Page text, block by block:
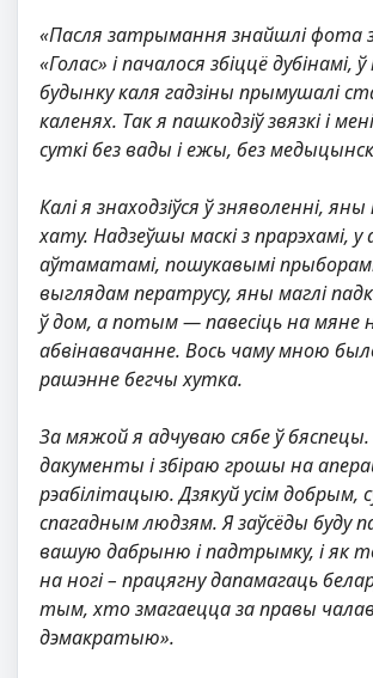
«Пасля затрымання знайшлі фота
«Голас» і пачалося збіццё дубінамі,
будынку каля гадзіны прымушалі
каленях. Так я пашкодзіў звязкі і
суткі без вады і ежы, без
Калі я знаходзіўся ў зняволенні, яны
хату. Надзеўшы маскі з прарэхамі, у
аўтаматамі, пошукавымі
выглядам ператрусу, яны маглі
ў дом, а потым — павесіць на мяне
абвінавачанне. Вось чаму мною
рашэнне бегчы хутка.
За мяжой я адчуваю сябе ў
дакументы і збіраю грошы на
рэабілітацыю. Дзякуй усім добрым,
спагадным людзям. Я заўсёды буду
вашую дабрыню і падтрымку, і як
на ногі – працягну дапамагаць
тым, хто змагаецца за правы
дэмакратыю».